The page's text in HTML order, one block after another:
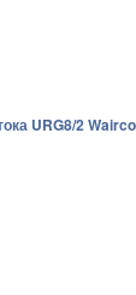
URG8/2